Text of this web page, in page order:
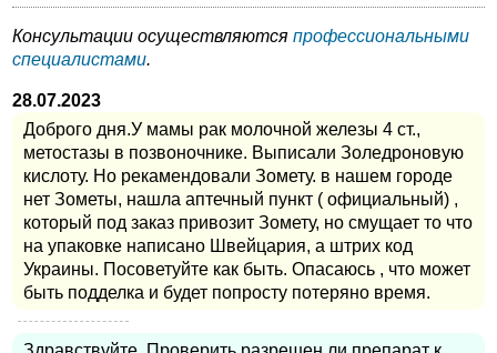
Консультации осуществляются профессиональными
специалистами.
28.07.2023
Доброго дня.У мамы рак молочной железы 4 ст.,
метостазы в позвоночнике. Выписали Золедроновую
кислоту. Но рекамендовали Зомету. в нашем городе
нет Зометы, нашла аптечный пункт ( официальный) ,
который под заказ привозит Зомету, но смущает то что
на упаковке написано Швейцария, а штрих код
Украины. Посоветуйте как быть. Опасаюсь , что может
быть подделка и будет попросту потеряно время.